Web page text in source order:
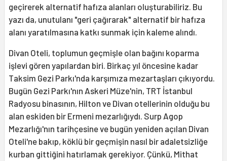
geçirerek alternatif hafıza alanları oluşturabiliriz. Bu
yazı da, unutulanı "geri çağırarak" alternatif bir hafıza
alanı yaratılmasına katkı sunmak için kaleme alındı.
Divan Oteli, toplumun geçmişle olan bağını koparma
işlevi gören yapılardan biri. Birkaç yıl öncesine kadar
Taksim Gezi Parkı'nda karşımıza mezartaşları çıkıyordu.
Bugün Gezi Parkı'nın Askeri Müze'nin, TRT İstanbul
Radyosu binasının, Hilton ve Divan otellerinin olduğu bu
alan eskiden bir Ermeni mezarlığıydı. Surp Agop
Mezarlığı'nın tarihçesine ve bugün yeniden açılan Divan
Oteli'ne bakıp, köklü bir geçmişin nasıl bir adaletsizliğe
kurban gittiğini hatırlamak gerekiyor. Çünkü, Mithat